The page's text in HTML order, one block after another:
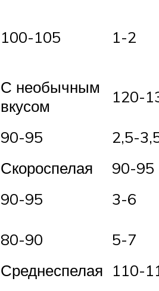
100-105 1-2
С необычным
вкусом
120-
90-95
2,5-
Скороспелая
90-95
90-95
3-6
80-90
5-7
Среднеспелая 110-